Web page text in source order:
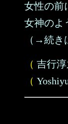
女性の前
女神の
（→続き
（ 吉行
（